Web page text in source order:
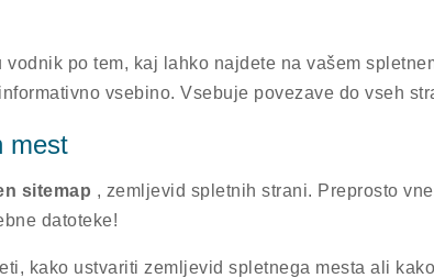
po tem, kaj lahko najdete na vašem
vsebino. Vsebuje povezave do vseh
mest
sitemap , zemljevid spletnih strani. Preprosto
datoteke!
kako ustvariti zemljevid spletnega mesta ali